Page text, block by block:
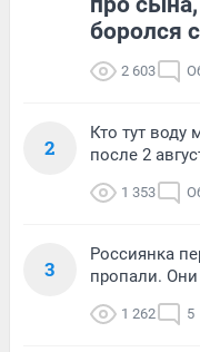
боролся
2 603
2
Кто тут воду
после 2
1 353
3
Россиянка
пропали. Они
1 262 5